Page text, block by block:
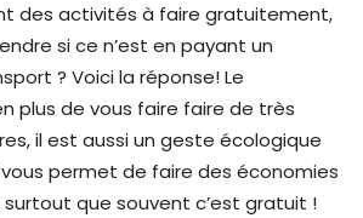
des activités à faire gratuitement,
si ce n’est en payant un
? Voici la réponse! Le
plus de vous faire faire de très
il est aussi un geste écologique
permet de faire des économies
que souvent c’est gratuit !